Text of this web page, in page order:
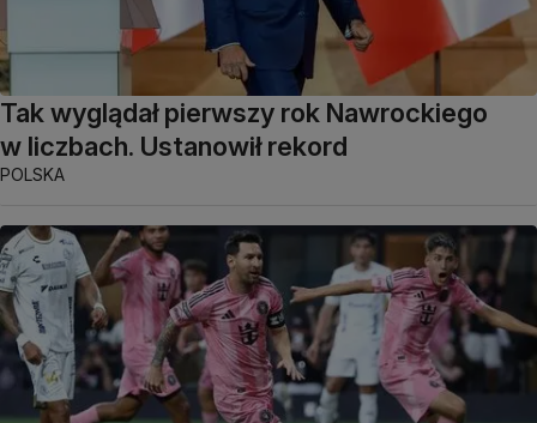
Tak wyglądał pierwszy rok Nawrockiego
w liczbach. Ustanowił rekord
POLSKA